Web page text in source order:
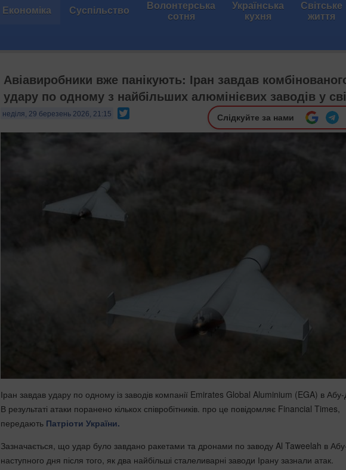
Економіка Суспільство Волонтерська
сотня
Українська
кухня
Світське
життя
Авіавиробники вже панікують: Іран завдав
удару по одному з найбільших алюмінієвих заводів у
неділя, 29 березень 2026, 21:15 Слідкуйте за нами
Іран завдав удару по одному із заводів компанії Emirates Global Aluminium (EGA) в Абу-
В результаті атаки поранено кількох співробітників. про це повідомляє Financial Times,
передають Патріоти України.
Зазначається, що удар було завдано ракетами та дронами по заводу Al Taweelah в
наступного дня після того, як два найбільші сталеливарні заводи Ірану зазнали атак.